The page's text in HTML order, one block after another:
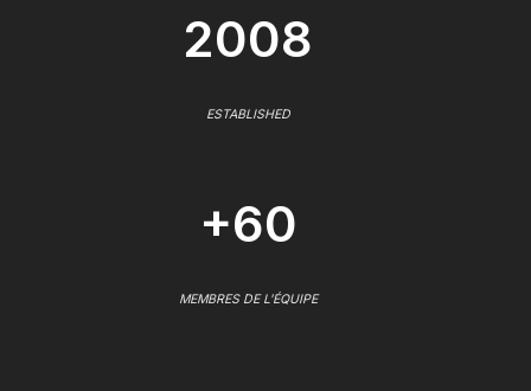
2008
ESTABLISHED
+60
MEMBRES DE L'ÉQUIPE